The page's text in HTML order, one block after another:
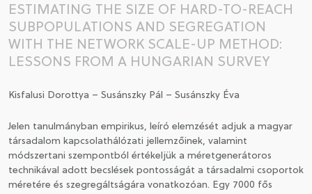
CSATLAKOZÁS A TÁRSASÁGHOZ / MEGÚJÍTOM A
TAGSÁGOMAT
ESTIMATING THE SIZE OF HARD-TO-REACH
SUBPOPULATIONS AND SEGREGATION
WITH THE NETWORK SCALE-UP METHOD:
LESSONS FROM A HUNGARIAN SURVEY
Kisfalusi Dorottya – Susánszky Pál – Susánszky Éva
Jelen tanulmányban empirikus, leíró elemzését adjuk a magyar
társadalom kapcsolathálózati jellemzőinek, valamint
módszertani szempontból értékeljük a méretgenerátoros
technikával adott becslések pontosságát a társadalmi csoportok
méretére és szegregáltságára vonatkozóan. Egy 7000 fős